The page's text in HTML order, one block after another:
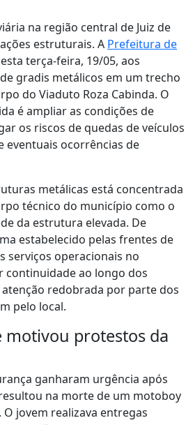
na região central de Juiz de
estruturais. A Prefeitura de
terça-feira, 19/05, aos
gradis metálicos em um trecho
do Viaduto Roza Cabinda. O
é ampliar as condições de
os riscos de quedas de veículos
eventuais ocorrências de
metálicas está concentrada
técnico do município como o
da estrutura elevada. De
estabelecido pelas frentes de
serviços operacionais no
continuidade ao longo dos
redobrada por parte dos
pelo local.
motivou protestos da
ganharam urgência após
na morte de um motoboy
jovem realizava entregas